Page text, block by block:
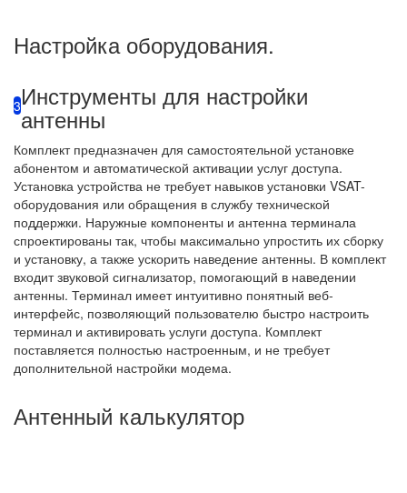
Настройка оборудования.
3Инструменты для настройки
антенны
Комплект предназначен для самостоятельной установке
абонентом и автоматической активации услуг доступа.
Установка устройства не требует навыков установки VSAT-
оборудования или обращения в службу технической
поддержки. Наружные компоненты и антенна терминала
спроектированы так, чтобы максимально упростить их сборку
и установку, а также ускорить наведение антенны. В комплект
входит звуковой сигнализатор, помогающий в наведении
антенны. Терминал имеет интуитивно понятный веб-
интерфейс, позволяющий пользователю быстро настроить
терминал и активировать услуги доступа. Комплект
поставляется полностью настроенным, и не требует
дополнительной настройки модема.
Антенный калькулятор